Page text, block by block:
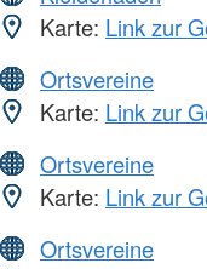
Karte: Link zur
Ortsvereine
Karte: Link zur
Ortsvereine
Karte: Link zur
Ortsvereine